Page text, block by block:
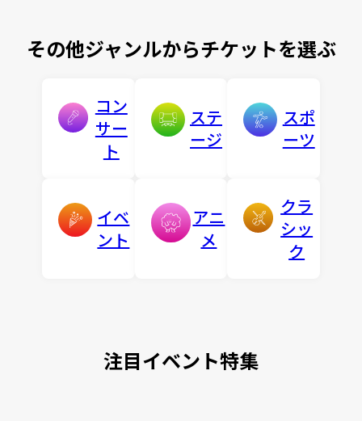
その他ジャンルからチケットを選ぶ
コン
サー
ト
ステ
ージ
スポ
ーツ
イベ
ント
アニ
メ
クラ
シッ
ク
注目イベント特集